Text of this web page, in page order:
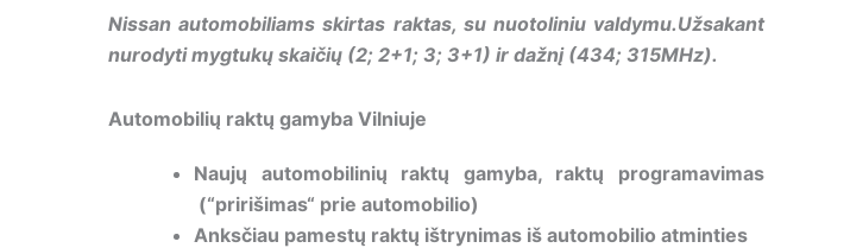
Nissan automobiliams skirtas raktas, su nuotoliniu valdymu.Užsakant
nurodyti mygtukų skaičių (2; 2+1; 3; 3+1) ir dažnį (434; 315MHz).
Automobilių raktų gamyba Vilniuje
Naujų automobilinių raktų gamyba, raktų programavimas
(“pririšimas“ prie automobilio)
Anksčiau pamestų raktų ištrynimas iš automobilio atminties